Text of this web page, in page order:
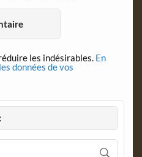
les indésirables. En
données de vos